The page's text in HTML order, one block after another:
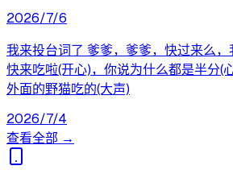
2026/7/6
我来投台词了 爹爹，爹爹，快过来么，
快来吃啦(开心)，你说为什么都是半分(
外面的野猫吃的(大声)
2026/7/4
查看全部 →